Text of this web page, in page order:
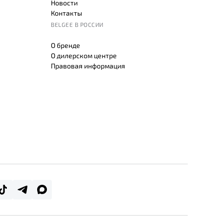
Новости
Контакты
BELGEE В РОССИИ
О бренде
О дилерском центре
Правовая информация